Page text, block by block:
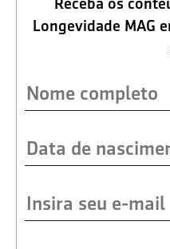
Longevidade MAG